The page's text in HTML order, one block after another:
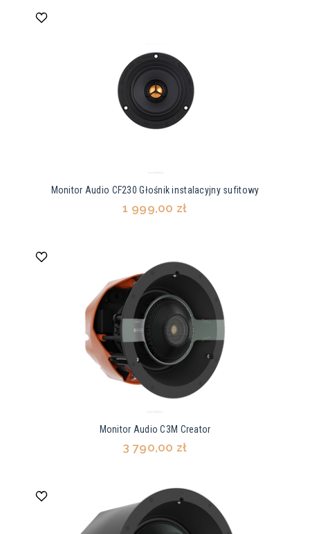
Monitor Audio CF230 Głośnik instalacyjny sufitowy
1 999,00 zł
Monitor Audio C3M Creator
3 790,00 zł